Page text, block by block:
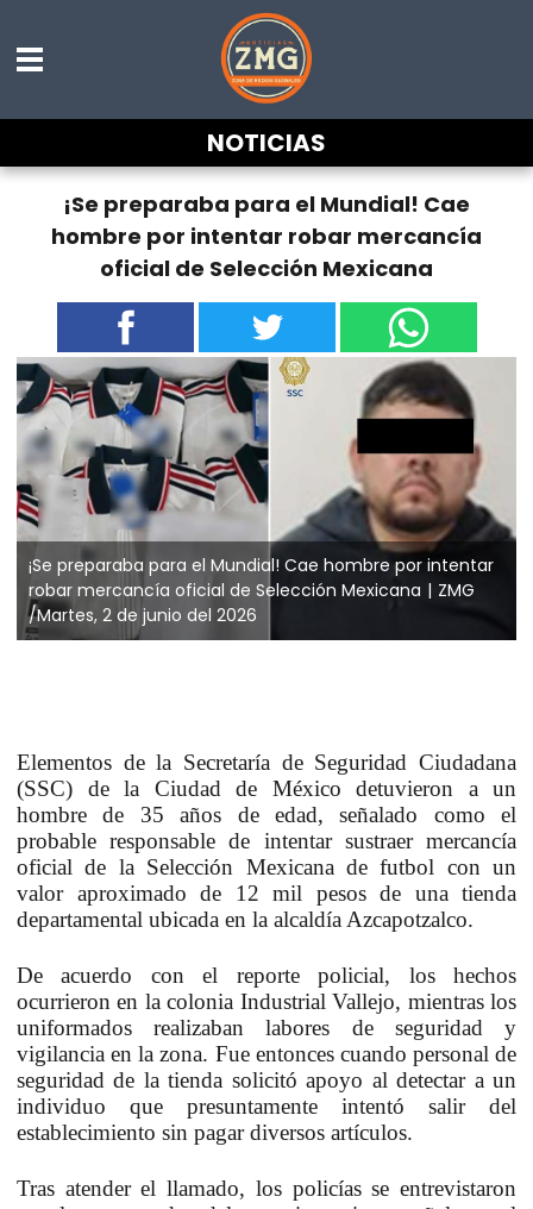
NOTICIAS
¡Se preparaba para el Mundial! Cae
hombre por intentar robar mercancía
oficial de Selección Mexicana
¡Se preparaba para el Mundial! Cae hombre por intentar
robar mercancía oficial de Selección Mexicana
ZMG
/Martes, 2 de junio del 2026
Elementos de la Secretaría de Seguridad Ciudadana
(SSC) de la Ciudad de México detuvieron a un
hombre de 35 años de edad, señalado como el
probable responsable de intentar sustraer mercancía
oficial de la Selección Mexicana de futbol con un
valor aproximado de 12 mil pesos de una tienda
departamental ubicada en la alcaldía Azcapotzalco.
De acuerdo con el reporte policial, los hechos
ocurrieron en la colonia Industrial Vallejo, mientras los
uniformados realizaban labores de seguridad y
vigilancia en la zona. Fue entonces cuando personal de
seguridad de la tienda solicitó apoyo al detectar a un
individuo que presuntamente intentó salir del
establecimiento sin pagar diversos artículos.
Tras atender el llamado, los policías se entrevistaron